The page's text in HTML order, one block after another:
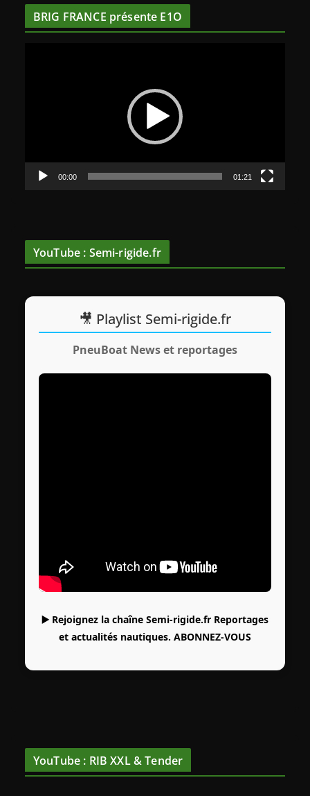
BRIG FRANCE présente E1O
o
00:00 01:21
YouTube : Semi-rigide.fr
🎥 Playlist Semi-rigide.fr
PneuBoat News et reportages
▶️ Rejoignez la chaîne Semi-rigide.fr Reportages
et actualités nautiques. ABONNEZ-VOUS
YouTube : RIB XXL & Tender